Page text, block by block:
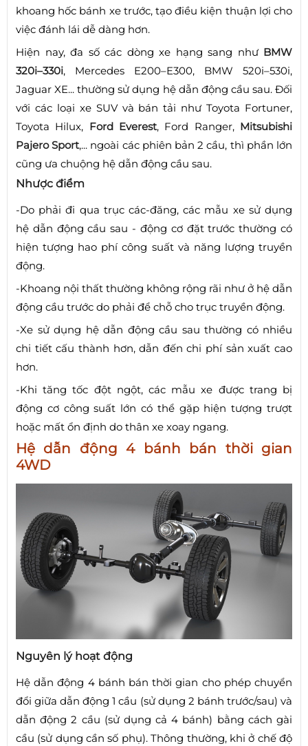
khoang hốc bánh xe trước, tạo điều kiện thuận lợi cho
việc đánh lái dễ dàng hơn.
Hiện nay, đa số các dòng xe hạng sang như BMW
320i–330i, Mercedes E200–E300, BMW 520i–530i,
Jaguar XE... thường sử dụng hệ dẫn động cầu sau. Đối
với các loại xe SUV và bán tải như Toyota Fortuner,
Toyota Hilux, Ford Everest, Ford Ranger, Mitsubishi
Pajero Sport,... ngoài các phiên bản 2 cầu, thì phần lớn
cũng ưa chuộng hệ dẫn động cầu sau.
Nhược điểm
-Do phải đi qua trục các-đăng, các mẫu xe sử dụng
hệ dẫn động cầu sau - động cơ đặt trước thường có
hiện tượng hao phí công suất và năng lượng truyền
động.
-Khoang nội thất thường không rộng rãi như ở hệ dẫn
động cầu trước do phải để chỗ cho trục truyền động.
-Xe sử dụng hệ dẫn động cầu sau thường có nhiều
chi tiết cấu thành hơn, dẫn đến chi phí sản xuất cao
hơn.
-Khi tăng tốc đột ngột, các mẫu xe được trang bị
động cơ công suất lớn có thể gặp hiện tượng trượt
hoặc mất ổn định do thân xe xoay ngang.
Hệ dẫn động 4 bánh bán thời gian
4WD
Nguyên lý hoạt động
Hệ dẫn động 4 bánh bán thời gian cho phép chuyển
đổi giữa dẫn động 1 cầu (sử dụng 2 bánh trước/sau) và
dẫn động 2 cầu (sử dụng cả 4 bánh) bằng cách gài
cầu (sử dụng cần số phụ). Thông thường, khi ở chế độ